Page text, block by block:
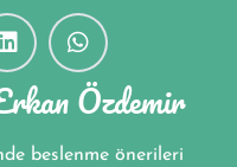
Özdemir
beslenme önerileri